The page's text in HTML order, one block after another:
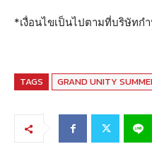
*เงื่อนไขเป็นไปตามที่บริษัทก
TAGS GRAND UNITY